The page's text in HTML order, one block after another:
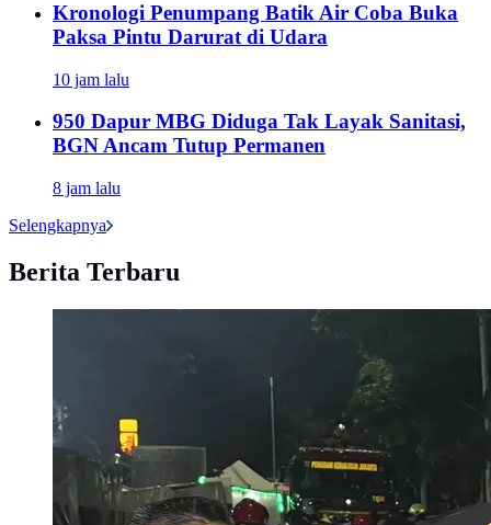
Kronologi Penumpang Batik Air Coba Buka
Paksa Pintu Darurat di Udara
10 jam lalu
950 Dapur MBG Diduga Tak Layak Sanitasi,
BGN Ancam Tutup Permanen
8 jam lalu
Selengkapnya
Berita Terbaru